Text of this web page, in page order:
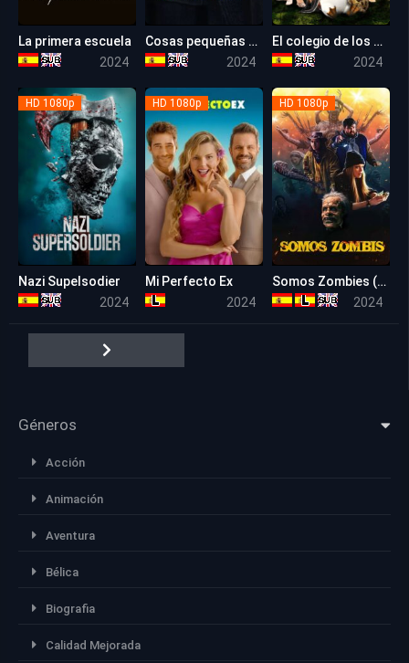
La primera escuela
2024
Cosas pequeñas como estas
2024
El colegio de los animales mágicos 3
2024
HD 1080p
Nazi Supelsodier
2024
HD 1080p
Mi Perfecto Ex
2024
5.3
HD 1080p
Somos Zombies (We Are Zombies)
2024
Géneros
Acción
Animación
Aventura
Bélica
Biografia
Calidad Mejorada